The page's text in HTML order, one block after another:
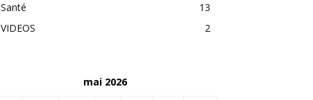
Santé
13
VIDEOS
2
mai 2026